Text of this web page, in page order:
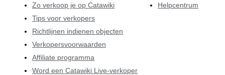
Zo verkoop je op Catawiki
Tips voor verkopers
Richtlijnen indienen objecten
Verkopersvoorwaarden
Affiliate programma
Word een Catawiki Live-verkoper
Helpcentrum